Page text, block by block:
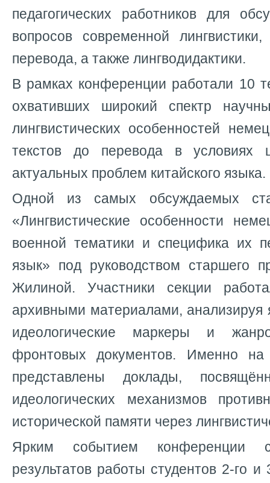
педагогических работников для
вопросов современной
перевода, а также лингводидактики.
В рамках конференции работали 10
охвативших широкий спектр
лингвистических особенностей
текстов до перевода в
актуальных проблем китайского языка.
Одной из самых обсуждаемых
«Лингвистические особенности
военной тематики и специфика их
язык» под руководством старшего
Жилиной. Участники секции
архивными материалами, анализируя
идеологические маркеры и
фронтовых документов. Именно
представлены доклады,
идеологических механизмов
исторической памяти через
Ярким событием конференции
результатов работы студентов 2-го и